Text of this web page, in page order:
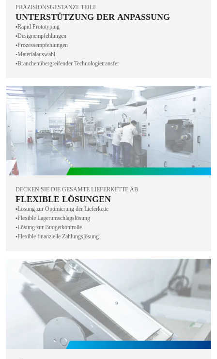
PRÄZISIONSGESTANZE TEILE
UNTERSTÜTZUNG DER ANPASSUNG
▪️Rapid Prototyping
▪️Designempfehlungen
▪️Prozessempfehlungen
▪️Materialauswahl
▪️Branchenübergreifender Technologietransfer
DECKEN SIE DIE GESAMTE LIEFERKETTE AB
FLEXIBLE LÖSUNGEN
▪️Lösung zur Optimierung der Lieferkette
▪️Flexible Lagerumschlagslösung
▪️Lösung zur Budgetkontrolle
▪️Flexible finanzielle Zahlungslösung